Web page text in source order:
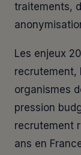
traitements,
Les enjeux
recrutement,
organismes
pression
recrutement
ans en